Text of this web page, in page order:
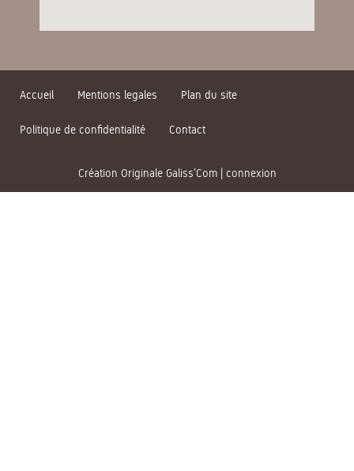
Accueil Mentions legales Plan du site
Politique de confidentialité Contact
Création Originale Galiss’Com| connexion